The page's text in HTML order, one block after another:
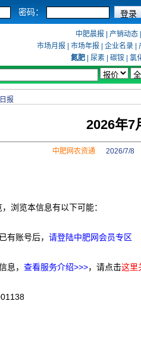
密码：
中肥晨报 产销动态
市场月报
市场年报 企业名录
氮肥
尿素 碳铵
氯
报
2026年7
中肥网农资通2026/7/8
浏览本信息有以下可能：
有账号后， 请登陆中肥网会员专区
息， 查看服务介绍>>>，请点击这里